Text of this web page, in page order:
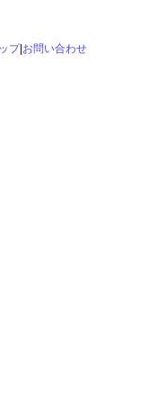
プ| お問い合わせ